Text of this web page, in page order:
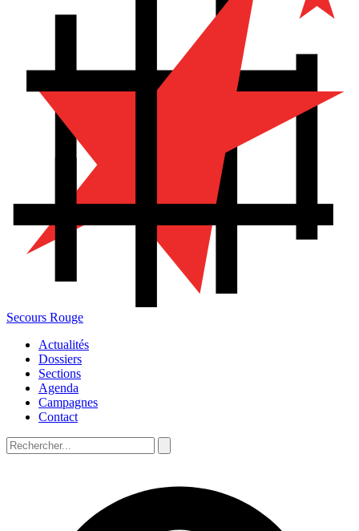
Secours Rouge
Actualités
Dossiers
Sections
Agenda
Campagnes
Contact